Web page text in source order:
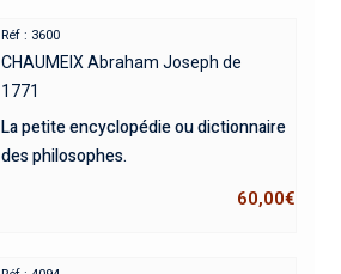
Réf : 3600
CHAUMEIX Abraham Joseph de
1771
La petite encyclopédie ou dictionnaire
des philosophes.
60,00€